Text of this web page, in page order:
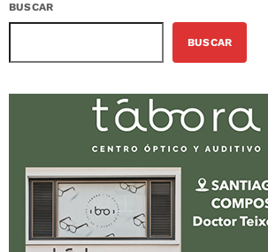
BUSCAR
BUSCAR